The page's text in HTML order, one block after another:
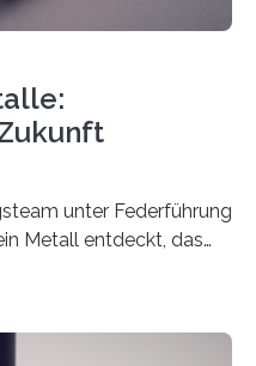
unter Federführung
Metall entdeckt, das
sogenannte zweite